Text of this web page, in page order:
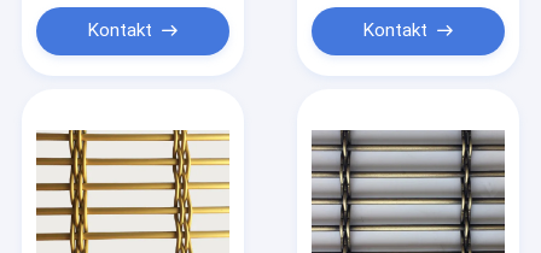
Lamellierter Glasmaschendraht
Drahtgewebe Mesh Panels
Dekorativer Draht Mesh Grilles
Kontakt Kontakt